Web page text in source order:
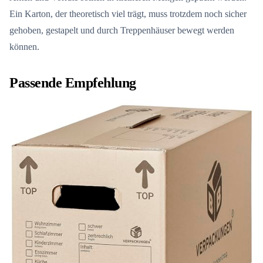
Ein Karton, der theoretisch viel trägt, muss trotzdem noch sicher
gehoben, gestapelt und durch Treppenhäuser bewegt werden
können.
Passende Empfehlung